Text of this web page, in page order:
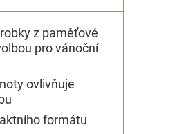
z paměťové
pro vánoční
ovlivňuje
formátu